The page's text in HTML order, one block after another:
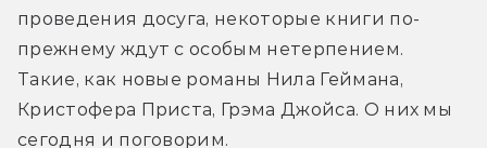
проведения досуга, некоторые книги по-
прежнему ждут с особым нетерпением.
Такие, как новые романы Нила Геймана,
Кристофера Приста, Грэма Джойса. О них мы
сегодня и поговорим.